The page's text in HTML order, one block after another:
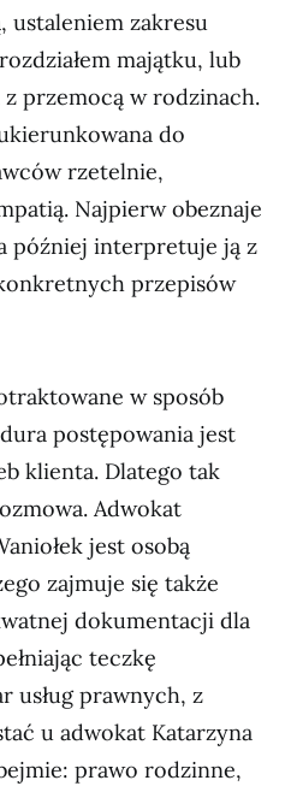
ustaleniem zakresu
majątku, lub
przemocą w rodzinach.
do
rzetelnie,
Najpierw obeznaje
później interpretuje ją z
przepisów
w sposób
postępowania jest
klienta. Dlatego tak
Adwokat
jest osobą
zajmuje się także
dokumentacji dla
teczkę
usług prawnych, z
u adwokat Katarzyna
prawo rodzinne,